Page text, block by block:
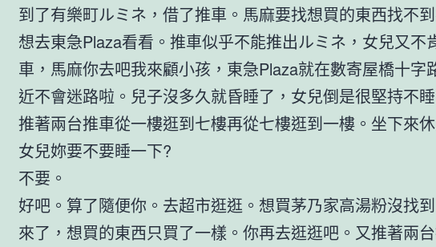
到了有樂町ルミネ，借了推車。馬麻要找想買的東西找不到
想去東急Plaza看看。推車似乎不能推出ルミネ，女兒又不
車，馬麻你去吧我來顧小孩，東急Plaza就在數寄屋橋十字
近不會迷路啦。兒子沒多久就昏睡了，女兒倒是很堅持不
推著兩台推車從一樓逛到七樓再從七樓逛到一樓。坐下來休
女兒妳要不要睡一下?
不要。
好吧。算了隨便你。去超市逛逛。想買茅乃家高湯粉沒找
來了，想買的東西只買了一樣。你再去逛逛吧。又推著兩